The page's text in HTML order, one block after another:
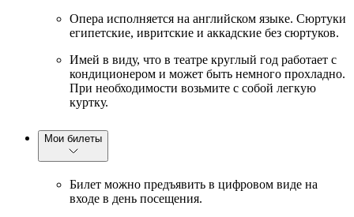
Опера исполняется на английском языке. Сюртуки
египетские, ивритские и аккадские без сюртуков.
Имей в виду, что в театре круглый год работает с
кондиционером и может быть немного прохладно.
При необходимости возьмите с собой легкую
куртку.
Мои билеты
Билет можно предъявить в цифровом виде на
входе в день посещения.